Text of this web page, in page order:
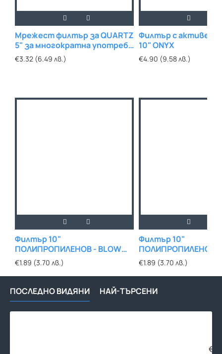
Мрежест филтър за QUARTZ
5" за многократна употреба
100µm
€3.32 (6.49 лв.)
Филтър с активен
10" ONYX
€4.90 (9.58 лв.)
Филтър 10"
ПОЛИПРОПИЛЕНОВ - BLOW
1µm
€1.89 (3.70 лв.)
Филтър 10"
ПОЛИПРОПИЛЕНОВ -
5µm
€1.89 (3.70 лв.)
ПОСЛЕДНО ВИДЯНИ НАЙ-ТЪРСЕНИ